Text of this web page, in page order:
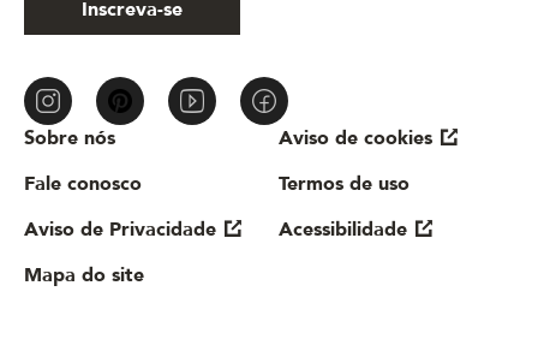
Sobre nós
Fale conosco
Aviso de Privacidade
Mapa do site
Aviso de cookies
Termos de uso
Acessibilidade
Inscreva-se